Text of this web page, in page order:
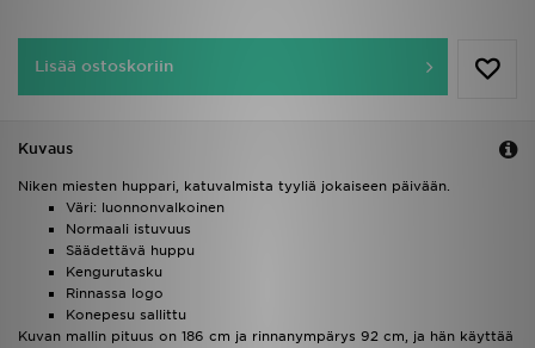
Lisää ostoskoriin
Kuvaus
Niken miesten huppari, katuvalmista tyyliä jokaiseen päivään.
Väri: luonnonvalkoinen
Normaali istuvuus
Säädettävä huppu
Kengurutasku
Rinnassa logo
Konepesu sallittu
Kuvan mallin pituus on 186 cm ja rinnanympärys 92 cm, ja hän käyttää